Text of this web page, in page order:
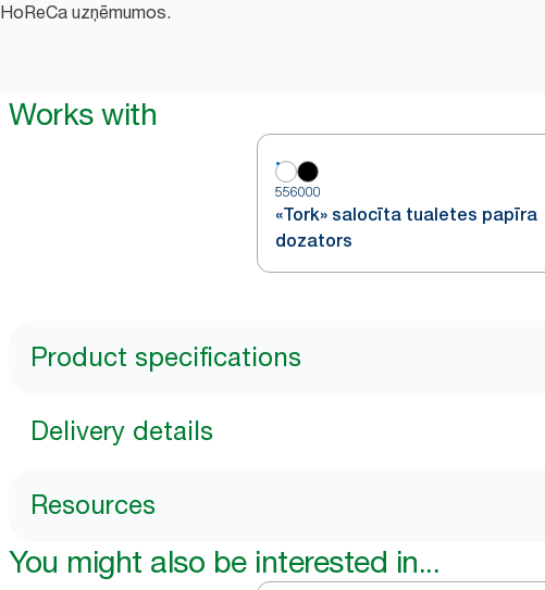
HoReCa uzņēmumos.
Works with
556000
«Tork» salocīta tualetes papīra
dozators
Product specifications
Delivery details
Resources
You might also be interested in...